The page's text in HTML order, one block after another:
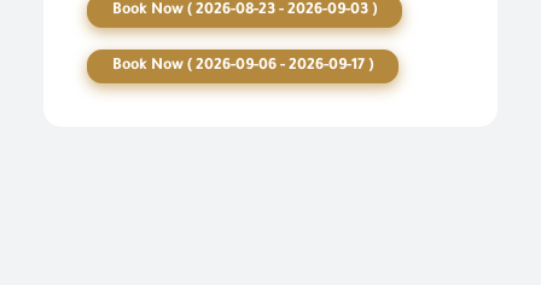
Book Now ( 2026-08-23 - 2026-09-03 )
Book Now ( 2026-09-06 - 2026-09-17 )